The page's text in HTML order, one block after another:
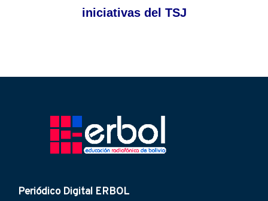
iniciativas del TSJ
Periódico Digital ERBOL